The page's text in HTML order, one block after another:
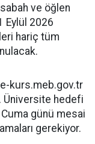
ve öğlen
Eylül 2026
hariç tüm
e-kurs.meb.gov.tr
hedefi
günü mesai
gerekiyor.